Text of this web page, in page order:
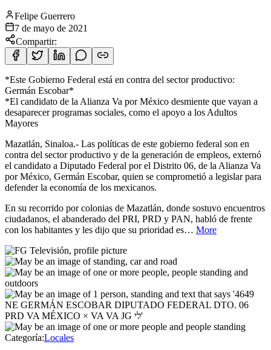
Felipe Guerrero
7 de mayo de 2021
Compartir:
*Este Gobierno Federal está en contra del sector productivo:
Germán Escobar*
*El candidato de la Alianza Va por México desmiente que vayan a
desaparecer programas sociales, como el apoyo a los Adultos
Mayores
Mazatlán, Sinaloa.- Las políticas de este gobierno federal son en
contra del sector productivo y de la generación de empleos, externó
el candidato a Diputado Federal por el Distrito 06, de la Alianza Va
por México, Germán Escobar, quien se comprometió a legislar para
defender la economía de los mexicanos.
En su recorrido por colonias de Mazatlán, donde sostuvo encuentros
ciudadanos, el abanderado del PRI, PRD y PAN, habló de frente
con los habitantes y les dijo que su prioridad es… More
Categoría:Locales